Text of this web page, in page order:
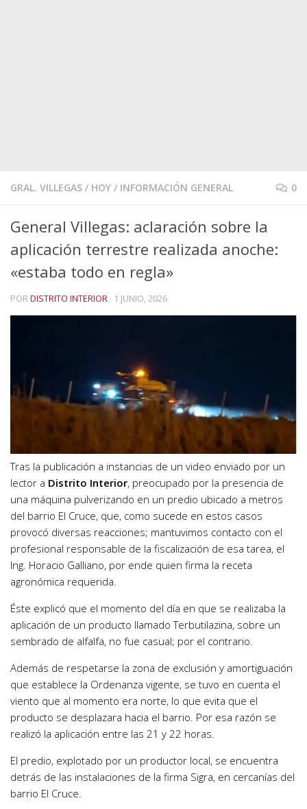
GRAL. VILLEGAS / HOY / INFORMACIÓN GENERAL 0
General Villegas: aclaración sobre la
aplicación terrestre realizada anoche:
«estaba todo en regla»
PORDISTRITO INTERIOR · 1 JUNIO, 2026
Tras la publicación a instancias de un video enviado por un
lector a Distrito Interior, preocupado por la presencia de
una máquina pulverizando en un predio ubicado a metros
del barrio El Cruce, que, como sucede en estos casos
provocó diversas reacciones; mantuvimos contacto con el
profesional responsable de la fiscalización de esa tarea, el
Ing. Horacio Galliano, por ende quien firma la receta
agronómica requerida.
Éste explicó que el momento del día en que se realizaba la
aplicación de un producto llamado Terbutilazina, sobre un
sembrado de alfalfa, no fue casual; por el contrario.
Además de respetarse la zona de exclusión y amortiguación
que establece la Ordenanza vigente, se tuvo en cuenta el
viento que al momento era norte, lo que evita que el
producto se desplazara hacia el barrio. Por esa razón se
realizó la aplicación entre las 21 y 22 horas.
El predio, explotado por un productor local, se encuentra
detrás de las instalaciones de la firma Sigra, en cercanías del
barrio El Cruce.